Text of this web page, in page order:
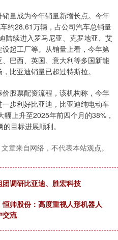
量成为今年销量新增长点。今年
约28.61万辆，占公司汽车总销量
陆续进入罗马尼亚、克罗地亚、艾
起工厂等。从销量上看，今年第
巴西、英国、意大利等多国新能
比亚迪销量已超过特斯拉。
股票配资流程，该机构称，今年
步利好比亚迪，比亚迪纯电动车
上升至2025年前四个月的38%，
目标进展顺利。
章来自网络，不代表本站观点。
调研比亚迪、胜宏科技
帅股份：高度重视人形机器人
交流